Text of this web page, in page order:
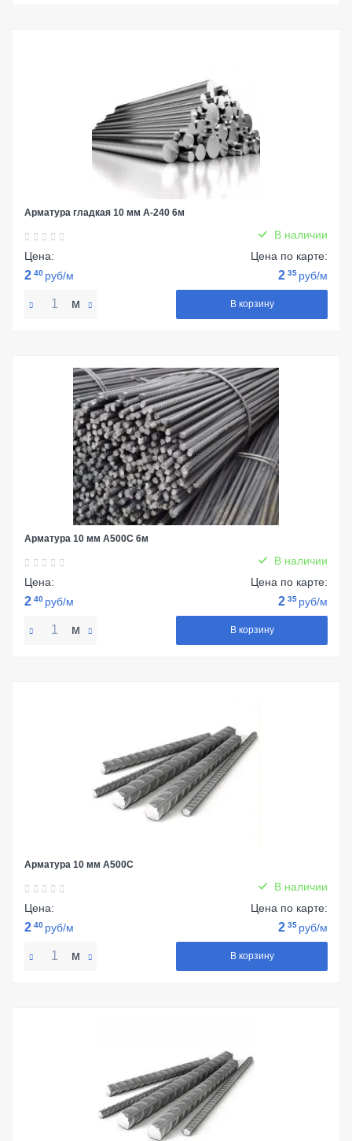
Арматура гладкая 10 мм А-240 6м
В наличии
Цена:
2 40 руб/м
Цена по карте:
2 35 руб/м
м В корзину
Арматура 10 мм А500С 6м
В наличии
Цена:
2 40 руб/м
Цена по карте:
2 35 руб/м
м В корзину
Арматура 10 мм А500С
В наличии
Цена:
2 40 руб/м
Цена по карте:
2 35 руб/м
м В корзину